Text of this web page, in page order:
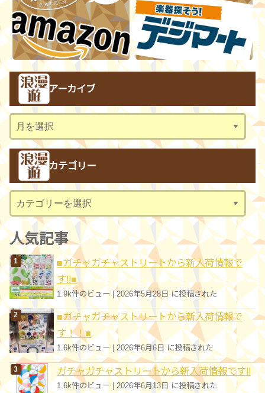
アーカイブ
ー
カ
ブ
カテゴリー
テ
ゴ
リ
ー
人気記事
■ガチャガチャストリートから新入荷情報で
す!!■
1.9k件のビュー| 2026年5月28日 に投稿された
■ガチャガチャストリートから新入荷情報で
す！！■
1.6k件のビュー 2026年6月6日 に投稿された
ガチャガチャストリートから新入荷情報です!!
1.6k件のビュー |2026年6月13日 に投稿された